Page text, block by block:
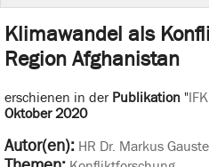
Klimawandel als
Region Afghanistan
erschienen in der Publikation"
Oktober 2020
Autor(en): HR Dr. Markus